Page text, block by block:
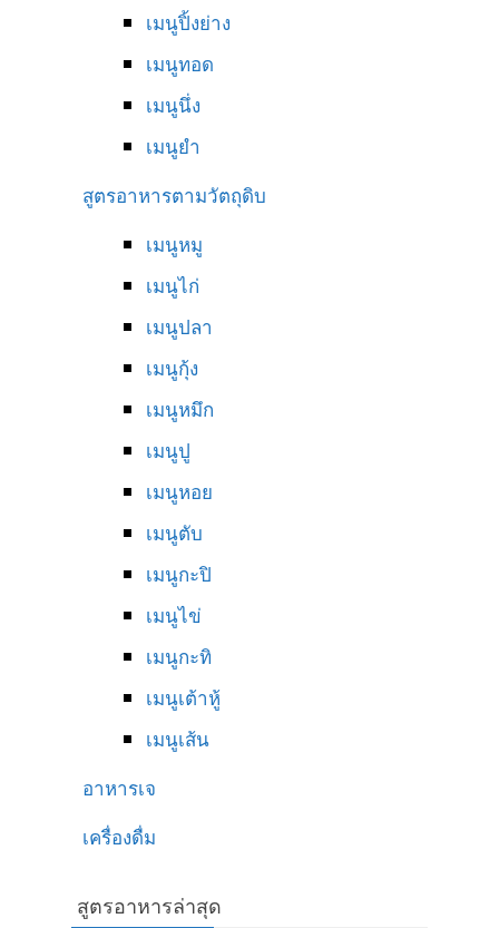
เมนูปิ้งย่าง
เมนูทอด
เมนูนึ่ง
เมนูยำ
สูตรอาหารตามวัตถุดิบ
เมนูหมู
เมนูไก่
เมนูปลา
เมนูกุ้ง
เมนูหมึก
เมนูปู
เมนูหอย
เมนูตับ
เมนูกะปิ
เมนูไข่
เมนูกะทิ
เมนูเต้าหู้
เมนูเส้น
อาหารเจ
เครื่องดื่ม
สูตรอาหารล่าสุด